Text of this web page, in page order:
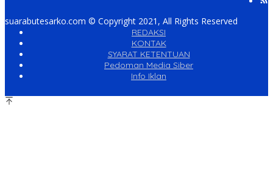
suarabutesarko.com © Copyright 2021, All Rights Reserved
REDAKSI
KONTAK
SYARAT KETENTUAN
Pedoman Media Siber
Info Iklan